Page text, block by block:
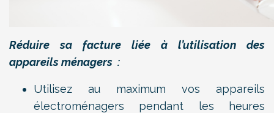
Réduire sa facture liée à l’utilisation des
appareils ménagers :
Utilisez au maximum vos appareils
électroménagers pendant les heures